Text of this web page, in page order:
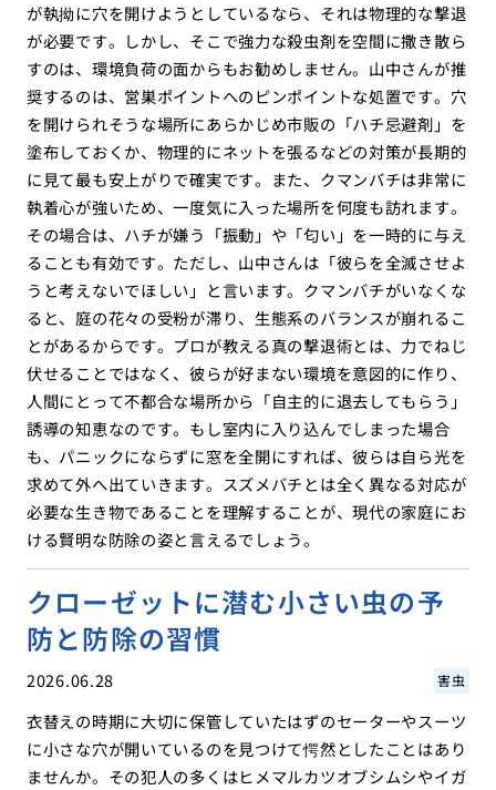
が執拗に穴を開けようとしているなら、それは物理的な撃退
が必要です。しかし、そこで強力な殺虫剤を空間に撒き散ら
すのは、環境負荷の面からもお勧めしません。山中さんが推
奨するのは、営巣ポイントへのピンポイントな処置です。穴
を開けられそうな場所にあらかじめ市販の「ハチ忌避剤」を
塗布しておくか、物理的にネットを張るなどの対策が長期的
に見て最も安上がりで確実です。また、クマンバチは非常に
執着心が強いため、一度気に入った場所を何度も訪れます。
その場合は、ハチが嫌う「振動」や「匂い」を一時的に与え
ることも有効です。ただし、山中さんは「彼らを全滅させよ
うと考えないでほしい」と言います。クマンバチがいなくな
ると、庭の花々の受粉が滞り、生態系のバランスが崩れるこ
とがあるからです。プロが教える真の撃退術とは、力でねじ
伏せることではなく、彼らが好まない環境を意図的に作り、
人間にとって不都合な場所から「自主的に退去してもらう」
誘導の知恵なのです。もし室内に入り込んでしまった場合
も、パニックにならずに窓を全開にすれば、彼らは自ら光を
求めて外へ出ていきます。スズメバチとは全く異なる対応が
必要な生き物であることを理解することが、現代の家庭にお
ける賢明な防除の姿と言えるでしょう。
クローゼットに潜む小さい虫の予
防と防除の習慣
2026.06.28 害虫
衣替えの時期に大切に保管していたはずのセーターやスーツ
に小さな穴が開いているのを見つけて愕然としたことはあり
ませんか。その犯人の多くはヒメマルカツオブシムシやイガ